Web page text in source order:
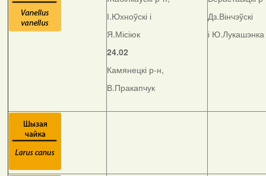
І.Юхноўскі і
Я.Місіюк
24.02
Камянецкі р-н,
В.Пракапчук
Дз.Вінчэўскі
і Ю.Лукашэнка